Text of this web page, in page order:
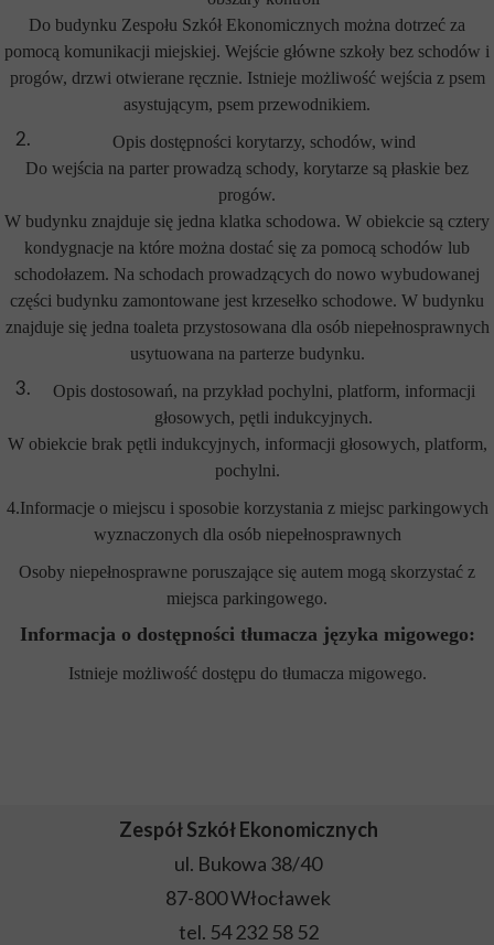
Do budynku Zespołu Szkół Ekonomicznych można dotrzeć za
pomocą komunikacji miejskiej. Wejście główne szkoły bez schodów i
progów, drzwi otwierane ręcznie. Istnieje możliwość wejścia z psem
asystującym, psem przewodnikiem.
Opis dostępności korytarzy, schodów, wind
Do wejścia na parter prowadzą schody, korytarze są płaskie bez
progów.
W budynku znajduje się jedna klatka schodowa. W obiekcie są cztery
kondygnacje na które można dostać się za pomocą schodów lub
schodołazem. Na schodach prowadzących do nowo wybudowanej
części budynku zamontowane jest krzesełko schodowe. W budynku
znajduje się jedna toaleta przystosowana dla osób niepełnosprawnych
usytuowana na parterze budynku.
Opis dostosowań, na przykład pochylni, platform, informacji
głosowych, pętli indukcyjnych.
W obiekcie brak pętli indukcyjnych, informacji głosowych, platform,
pochylni.
4.Informacje o miejscu i sposobie korzystania z miejsc parkingowych
wyznaczonych dla osób niepełnosprawnych
Osoby niepełnosprawne poruszające się autem mogą skorzystać z
miejsca parkingowego.
Informacja o dostępności tłumacza języka migowego:
Istnieje możliwość dostępu do tłumacza migowego.
Zespół Szkół Ekonomicznych
ul. Bukowa 38/40
87-800 Włocławek
tel. 54 232 58 52